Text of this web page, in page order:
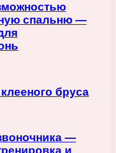
спальню —
бруса
—
и